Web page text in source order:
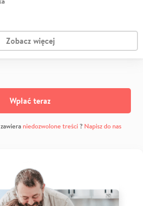
Zobacz więcej
Wpłać teraz
niedozwolone treści? Napisz do nas